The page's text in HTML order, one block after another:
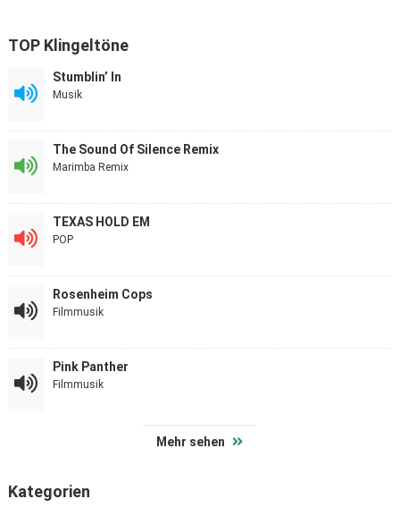
TOP Klingeltöne
Stumblin’ In
Musik
The Sound Of Silence Remix
Marimba Remix
TEXAS HOLD EM
POP
Rosenheim Cops
Filmmusik
Pink Panther
Filmmusik
Mehr sehen
Kategorien